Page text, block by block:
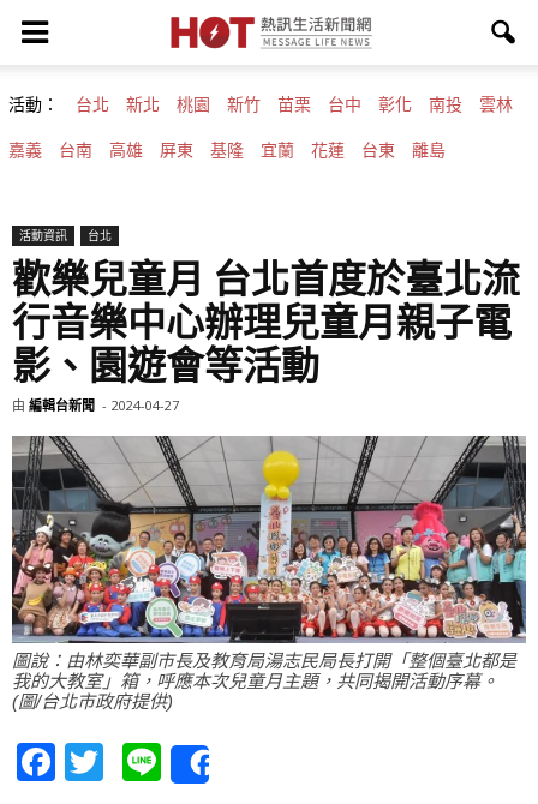
活動： 台北 新北 桃園 新竹 苗栗 台中 彰化 南投 雲林
嘉義 台南 高雄 屏東 基隆 宜蘭 花蓮 台東 離島
活動資訊 台北
歡樂兒童月 台北首度於臺北流
行音樂中心辦理兒童月親子電
影、園遊會等活動
由 編輯台新聞 - 2024-04-27
圖說：由林奕華副市長及教育局湯志民局長打開「整個臺北都是
我的大教室」箱，呼應本次兒童月主題，共同揭開活動序幕。
(圖/台北市政府提供)
Facebook
Twitter
Line